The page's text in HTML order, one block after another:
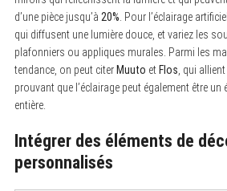
d’une pièce jusqu’à 20% . Pour l’éclairage
qui diffusent une lumière douce, et variez les
plafonniers ou appliques murales. Parmi les
tendance, on peut citer Muuto et Flos , qui
prouvant que l’éclairage peut également être
entière.
Intégrer des éléments de
personnalisés